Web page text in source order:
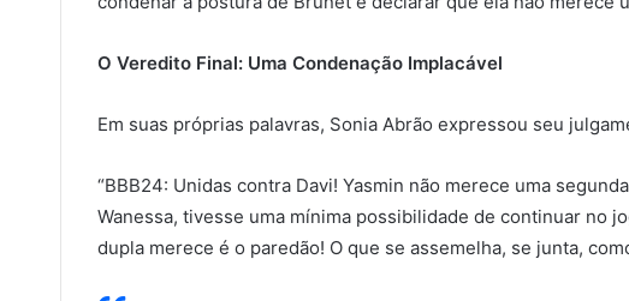
O Veredito Final: Uma Condenação Implacável
Em suas próprias palavras, Sonia Abrão expressou seu
“BBB24: Unidas contra Davi! Yasmin não merece uma
Wanessa, tivesse uma mínima possibilidade de continuar no
dupla merece é o paredão! O que se assemelha, se junta,